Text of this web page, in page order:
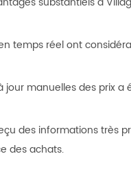
temps réel ont
manuelles des prix
des informations très
des achats.